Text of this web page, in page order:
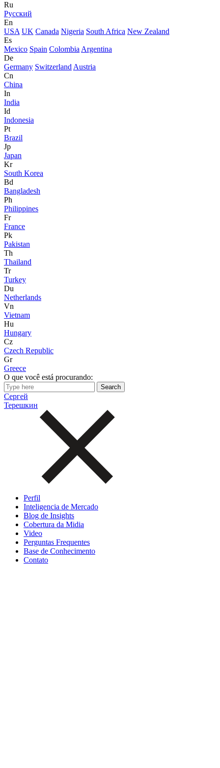
Ru
Русский
En
USA UK Canada Nigeria South Africa New Zealand
Es
Mexico Spain Colombia Argentina
De
Germany Switzerland Austria
Cn
China
In
India
Id
Indonesia
Pt
Brazil
Jp
Japan
Kr
South Korea
Bd
Bangladesh
Ph
Philippines
Fr
France
Pk
Pakistan
Th
Thailand
Tr
Turkey
Du
Netherlands
Vn
Vietnam
Hu
Hungary
Cz
Czech Republic
Gr
Greece
O que você está procurando:
Сергей
Терешкин
Perfil
Inteligencia de Mercado
Blog de Insights
Cobertura da Midia
Video
Perguntas Frequentes
Base de Conhecimento
Contato